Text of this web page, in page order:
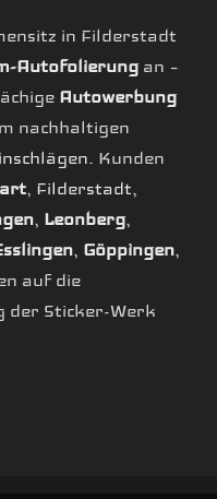
in Filderstadt
Autofolierung an –
Autowerbung
nachhaltigen
. Kunden
, Filderstadt,
, Leonberg,
, Göppingen,
auf die
der Sticker-Werk